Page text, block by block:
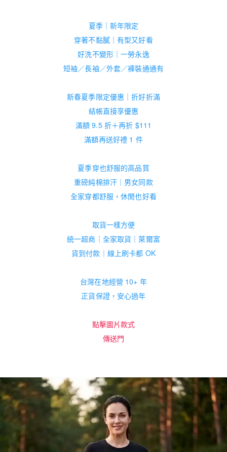
夏季｜新年限定
穿著不黏膩｜有型又好看
好洗不變形｜一勞永逸
短袖／長袖／外套／褲裝通通有
新春夏季限定優惠｜折好折滿
結帳直接享優惠
滿額 9.5 折＋再折 $111
滿額再送好禮 1 件
夏季穿也舒服的高品質
重磅純棉排汗｜男女同款
全家穿都舒服，休閒也好看
取貨一樣方便
統一超商｜全家取貨｜萊爾富
貨到付款｜線上刷卡都 OK
台灣在地經營 10+ 年
正貨保證，安心過年
點擊圖片款式
傳送門